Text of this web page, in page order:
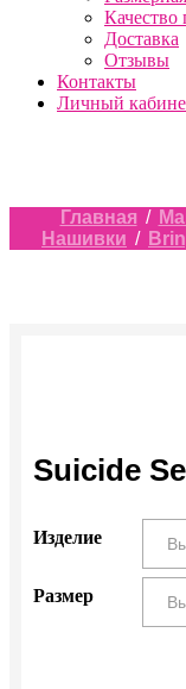
Качество
Доставка
Отзывы
Контакты
Личный
Главная /
Нашивки /
Suicide
Изделие
Размер